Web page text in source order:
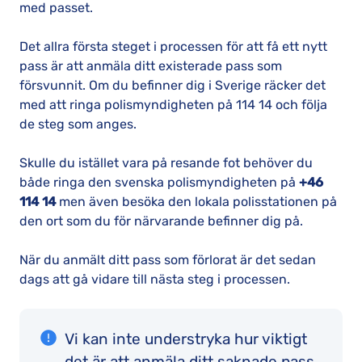
med passet.
Det allra första steget i processen för att få ett nytt
pass är att anmäla ditt existerade pass som
försvunnit. Om du befinner dig i Sverige räcker det
med att ringa polismyndigheten på 114 14 och följa
de steg som anges.
Skulle du istället vara på resande fot behöver du
både ringa den svenska polismyndigheten på +46
114 14men även besöka den lokala polisstationen på
den ort som du för närvarande befinner dig på.
När du anmält ditt pass som förlorat är det sedan
dags att gå vidare till nästa steg i processen.
Vi kan inte understryka hur viktigt